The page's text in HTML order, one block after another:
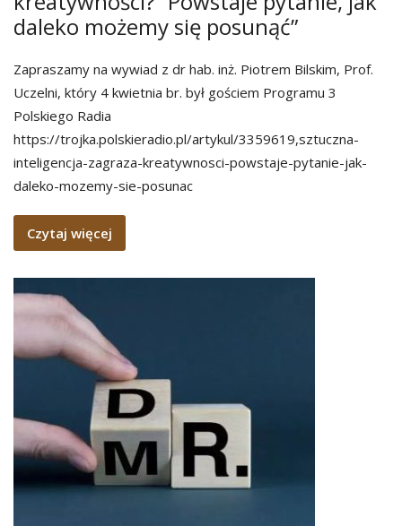
daleko możemy się posunąć”
Zapraszamy na wywiad z dr hab. inż. Piotrem Bilskim, Prof.
Uczelni, który 4 kwietnia br. był gościem Programu 3
Polskiego Radia
https://trojka.polskieradio.pl/artykul/3359619,sztuczna-
inteligencja-zagraza-kreatywnosci-powstaje-pytanie-jak-
daleko-mozemy-sie-posunac
Czytaj więcej